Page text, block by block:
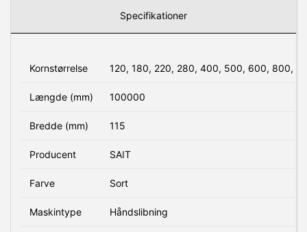
Specifikationer
Kornstørrelse 120, 180, 220, 280, 400, 500, 600, 800,
Længde (mm) 100000
Bredde (mm) 115
Producent SAIT
Farve Sort
Maskintype Håndslibning